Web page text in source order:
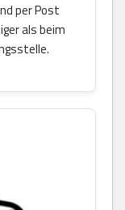
per Post
als beim